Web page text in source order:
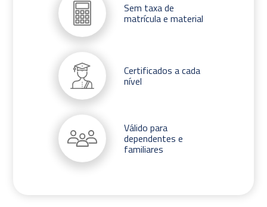
Sem taxa de
matrícula e material
Certificados a cada
nível
Válido para
dependentes e
familiares